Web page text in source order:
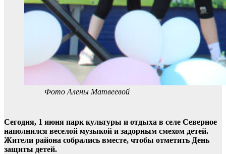
Фото Алены Матвеевой
Сегодня, 1 июня парк культуры и отдыха в селе Северное
наполнился веселой музыкой и задорным смехом детей.
Жители района собрались вместе, чтобы отметить День
защиты детей.